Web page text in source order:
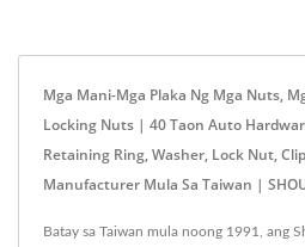
Mga Mani-Mga Plaka Ng Mga Nuts,
Locking Nuts | 40 Taon Auto
Retaining Ring, Washer, Lock Nut,
Manufacturer Mula Sa Taiwan |
Batay sa Taiwan mula noong 1991, ang